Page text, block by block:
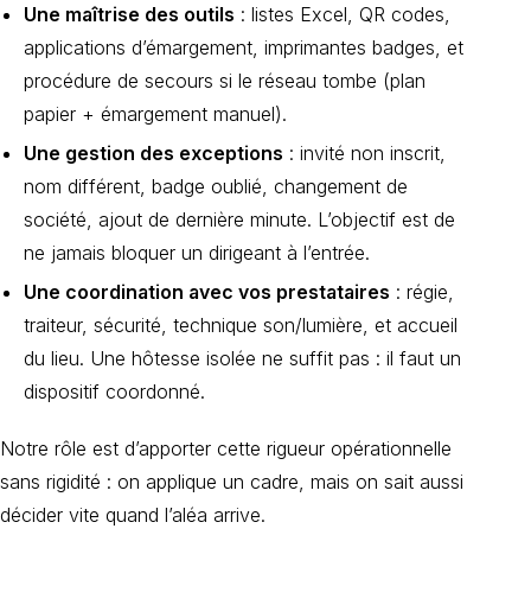
Une maîtrise des outils : listes Excel, QR codes,
applications d’émargement, imprimantes badges, et
procédure de secours si le réseau tombe (plan
papier + émargement manuel).
Une gestion des exceptions : invité non inscrit,
nom différent, badge oublié, changement de
société, ajout de dernière minute. L’objectif est de
ne jamais bloquer un dirigeant à l’entrée.
Une coordination avec vos prestataires : régie,
traiteur, sécurité, technique son/lumière, et accueil
du lieu. Une hôtesse isolée ne suffit pas : il faut un
dispositif coordonné.
Notre rôle est d’apporter cette rigueur opérationnelle
sans rigidité : on applique un cadre, mais on sait aussi
décider vite quand l’aléa arrive.